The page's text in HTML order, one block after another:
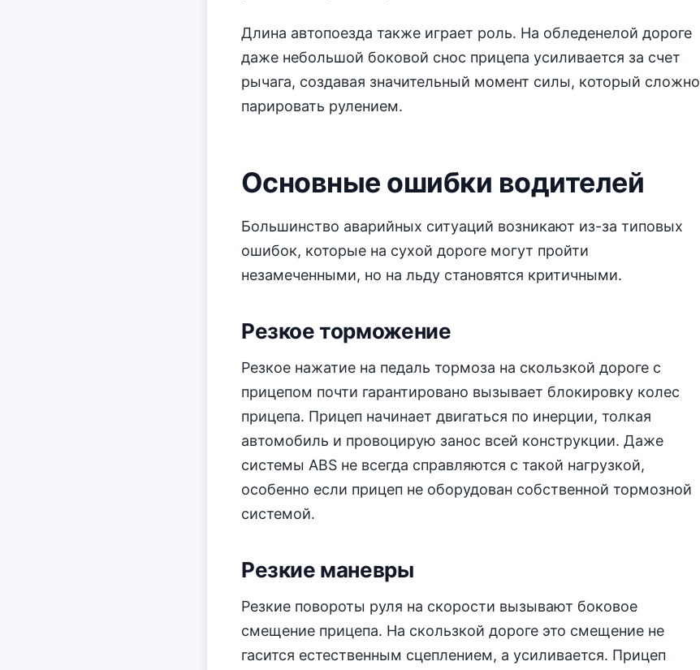
Длина автопоезда также играет роль. На обледенелой дороге
даже небольшой боковой снос прицепа усиливается за счет
рычага, создавая значительный момент силы, который сложно
парировать рулением.
Основные ошибки водителей
Большинство аварийных ситуаций возникают из-за типовых
ошибок, которые на сухой дороге могут пройти
незамеченными, но на льду становятся критичными.
Резкое торможение
Резкое нажатие на педаль тормоза на скользкой дороге с
прицепом почти гарантировано вызывает блокировку колес
прицепа. Прицеп начинает двигаться по инерции, толкая
автомобиль и провоцирую занос всей конструкции. Даже
системы ABS не всегда справляются с такой нагрузкой,
особенно если прицеп не оборудован собственной тормозной
системой.
Резкие маневры
Резкие повороты руля на скорости вызывают боковое
смещение прицепа. На скользкой дороге это смещение не
гасится естественным сцеплением, а усиливается. Прицеп